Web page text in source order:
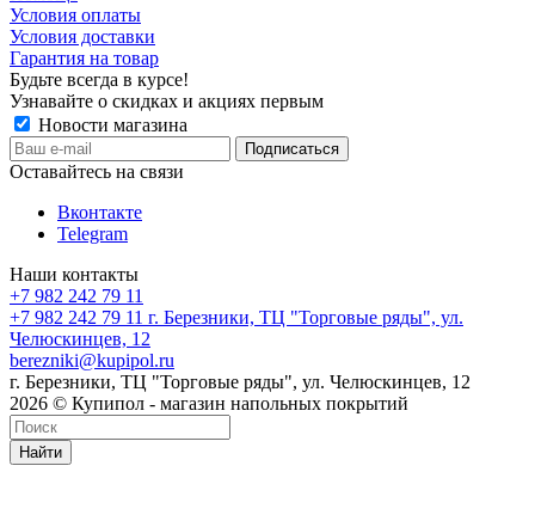
Условия оплаты
Условия доставки
Гарантия на товар
Будьте всегда в курсе!
Узнавайте о скидках и акциях первым
Новости магазина
Оставайтесь на связи
Вконтакте
Telegram
Наши контакты
+7 982 242 79 11
+7 982 242 79 11 г. Березники, ТЦ "Торговые ряды", ул.
Челюскинцев, 12
berezniki@kupipol.ru
г. Березники, ТЦ "Торговые ряды", ул. Челюскинцев, 12
2026 © Купипол - магазин напольных покрытий
Найти